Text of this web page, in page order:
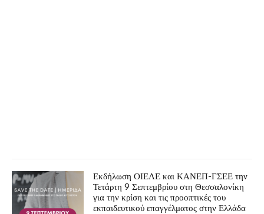
Εκδήλωση ΟΙΕΛΕ και ΚΑΝΕΠ-ΓΣΕΕ την
Τετάρτη 9 Σεπτεμβρίου στη Θεσσαλονίκη
για την κρίση και τις προοπτικές του
εκπαιδευτικού επαγγέλματος στην Ελλάδα